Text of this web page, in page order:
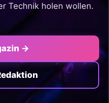
Technik holen wollen.
→